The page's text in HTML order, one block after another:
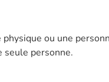
ou une
seule personne.